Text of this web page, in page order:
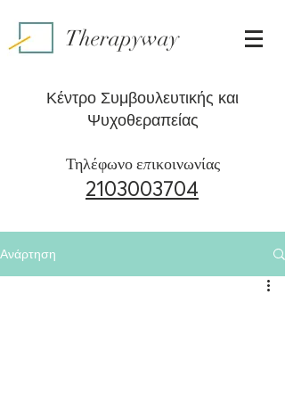
Therapyway
Κέντρο Συμβουλευτικής και
Ψυχοθεραπείας
Τηλέφωνο επικοινωνίας
2103003704
Ανάρτηση